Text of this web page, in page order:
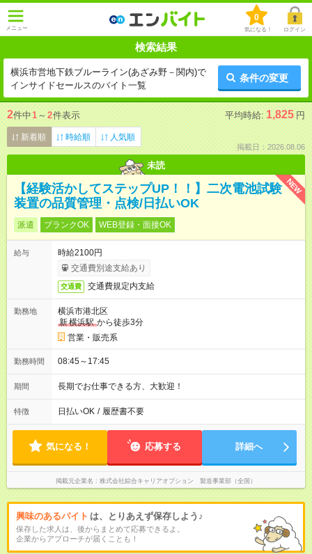
メニュー
0
気になる！ ログイン
検索結果
横浜市営地下鉄ブルーライン(あざみ野－関内)で
インサイドセールスのバイト一覧
条件の変更
2件中1 ～ 2件表示 平均時給: 1,825 円
新着順 時給順 人気順
掲載日：2026.08.06
未読
NEW
【経験活かしてステップUP！！】二次電池試験
装置の品質管理・点検/日払いOK
派遣 ブランクOK WEB登録・面接OK
給与
時給2100円
交通費別途支給あり
交通費 交通費規定内支給
勤務地
横浜市港北区
新横浜駅 から徒歩3分
営業・販売系
勤務時間 08:45～17:45
期間 長期でお仕事できる方、大歓迎！
特徴 日払いOK / 履歴書不要
気になる！ 応募する 詳細へ
掲載元企業名 株式会社綜合キャリアオプション 製造事業部（全国）
興味のあるバイト は、とりあえず保存しよう♪
保存した求人は、後からまとめて応募できるよ。
企業からアプローチが届くことも！